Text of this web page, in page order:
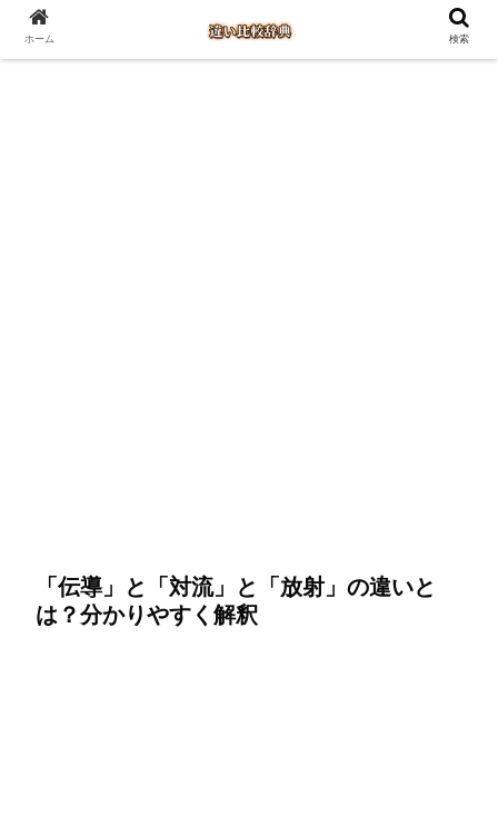
「伝導」と「対流」と「放射」の違いと
は？分かりやすく解釈
ホーム 検索